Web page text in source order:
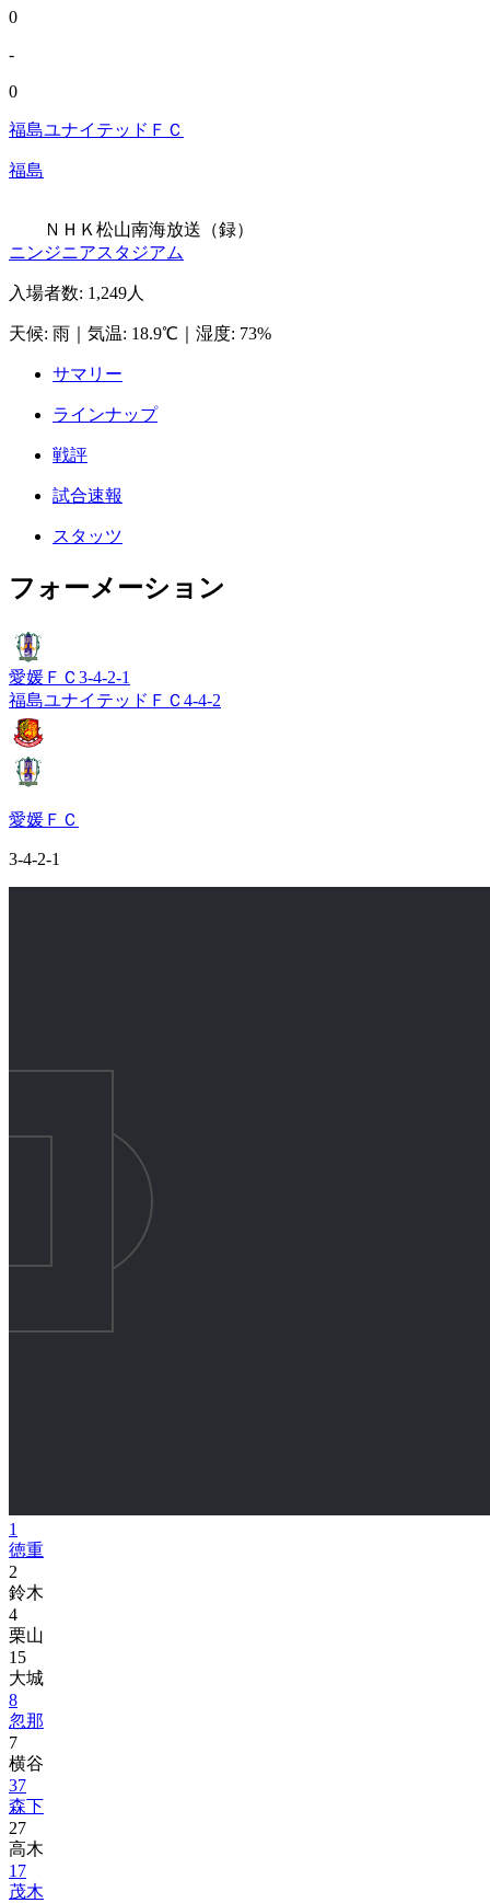
0
-
0
福島ユナイテッドＦＣ
福島
ＮＨＫ松山南海放送（録）
ニンジニアスタジアム
入場者数: 1,249人
天候: 雨 気温: 18.9℃ 湿度: 73%
サマリー
ラインナップ
戦評
試合速報
スタッツ
フォーメーション
愛媛ＦＣ 3-4-2-1
福島ユナイテッドＦＣ 4-4-2
愛媛ＦＣ
3-4-2-1
1
徳重
2
鈴木
4
栗山
15
大城
8
忽那
7
横谷
37
森下
27
高木
17
茂木